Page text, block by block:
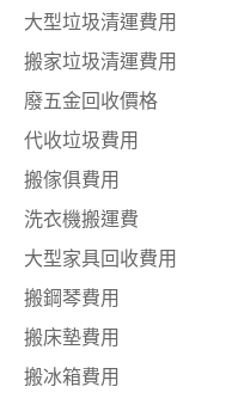
大型垃圾清運費用
搬家垃圾清運費用
廢五金回收價格
代收垃圾費用
搬傢俱費用
洗衣機搬運費
大型家具回收費用
搬鋼琴費用
搬床墊費用
搬冰箱費用